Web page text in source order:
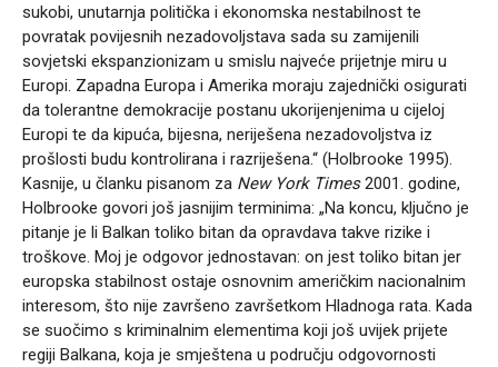
sukobi, unutarnja politička i ekonomska nestabilnost te
povratak povijesnih nezadovoljstava sada su zamijenili
sovjetski ekspanzionizam u smislu najveće prijetnje miru u
Europi. Zapadna Europa i Amerika moraju zajednički osigurati
da tolerantne demokracije postanu ukorijenjenima u cijeloj
Europi te da kipuća, bijesna, neriješena nezadovoljstva iz
prošlosti budu kontrolirana i razriješena.“ (Holbrooke 1995).
Kasnije, u članku pisanom za New York Times2001. godine,
Holbrooke govori još jasnijim terminima: „Na koncu, ključno je
pitanje je li Balkan toliko bitan da opravdava takve rizike i
troškove. Moj je odgovor jednostavan: on jest toliko bitan jer
europska stabilnost ostaje osnovnim američkim nacionalnim
interesom, što nije završeno završetkom Hladnoga rata. Kada
se suočimo s kriminalnim elementima koji još uvijek prijete
regiji Balkana, koja je smještena u području odgovornosti